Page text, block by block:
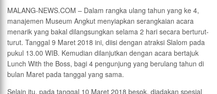
MALANG-NEWS.COM – Dalam rangka ulang tahun yang ke 4,
manajemen Museum Angkut menyiapkan serangkaian acara
menarik yang bakal dilangsungkan selama 2 hari secara berturut-
turut. Tanggal 9 Maret 2018 ini, diisi dengan atraksi Slalom pada
pukul 13.00 WIB. Kemudian dilanjutkan dengan acara bertajuk
Lunch With the Boss, bagi 4 pengunjung yang berulang tahun di
bulan Maret pada tanggal yang sama.
Selain itu, pada tanggal 10 Maret 2018 besok, diadakan spesial